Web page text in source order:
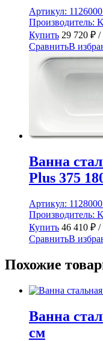
Артикул:
Производитель:
Купить 29 720 ₽ /
СравнитьВ
Ванна
Plus 375
Артикул:
Производитель:
Купить 46 410 ₽ /
СравнитьВ
Похожие
Ванна
см